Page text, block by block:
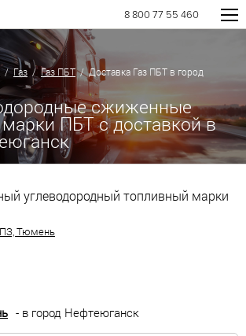
8 800 77 55 460
/Газ/ Газ ПБТ/ Доставка Газ ПБТ в город
сжиженные
ПБТ с доставкой в
углеводородный топливный марки
Тюмень
- в город Нефтеюганск